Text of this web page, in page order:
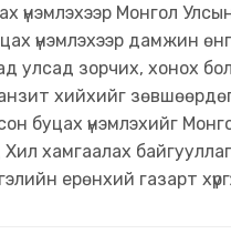
үнэмлэхээр Монгол
үнэмлэхээр дамжин
улсад зорчих, хонох
хийхийг
буцах үнэмлэхийг
хамгаалах
ерөнхий газарт